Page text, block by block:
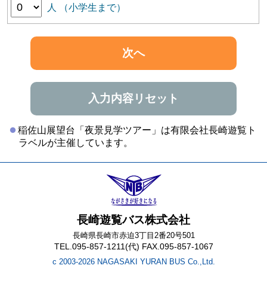
人 （小学生まで）
次へ
入力内容リセット
稲佐山展望台「夜景見学ツアー」は有限会社長崎遊覧ト
ラベルが主催しています。
長崎遊覧バス株式会社
長崎県長崎市赤迫3丁目2番20号501
TEL.095-857-1211(代) FAX.095-857-1067
c 2003-2026 NAGASAKI YURAN BUS Co.,Ltd.